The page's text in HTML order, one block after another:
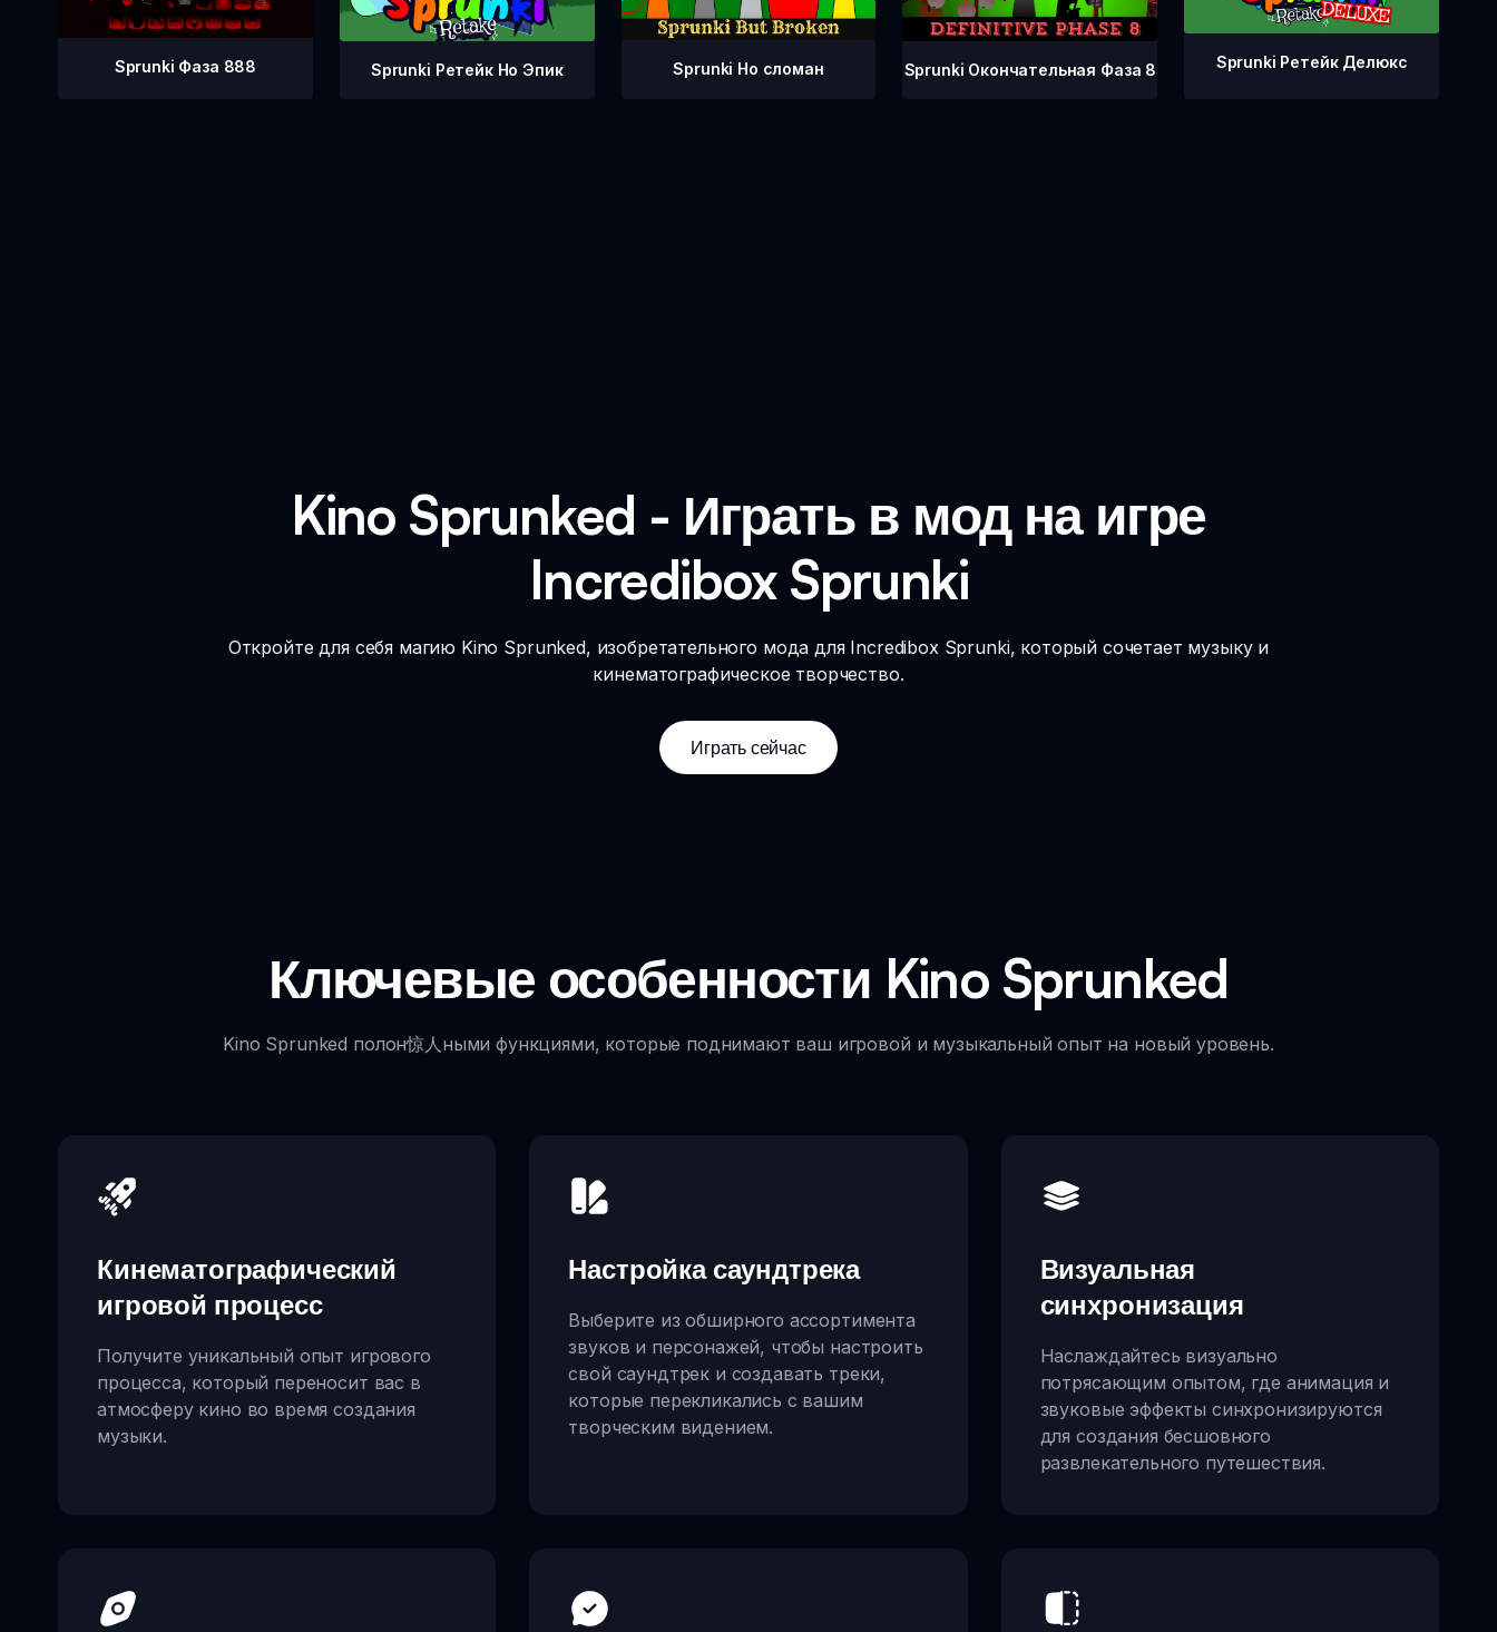
Sprunki Фаза 888 Sprunki Ретейк Но Эпик Sprunki Но сломан Sprunki Окончательная Фаза 8 Sprunki Ретейк Делюкс
Kino Sprunked - Играть в мод на игре
Incredibox Sprunki
Откройте для себя магию Kino Sprunked, изобретательного мода для Incredibox Sprunki, который сочетает музыку и
кинематографическое творчество.
Играть сейчас
Ключевые особенности Kino Sprunked
Kino Sprunked полон惊人ными функциями, которые поднимают ваш игровой и музыкальный опыт на новый уровень.
Кинематографический
игровой процесс
Получите уникальный опыт игрового
процесса, который переносит вас в
атмосферу кино во время создания
музыки.
Настройка саундтрека
Выберите из обширного ассортимента
звуков и персонажей, чтобы настроить
свой саундтрек и создавать треки,
которые перекликались с вашим
творческим видением.
Визуальная
синхронизация
Наслаждайтесь визуально
потрясающим опытом, где анимация и
звуковые эффекты синхронизируются
для создания бесшовного
развлекательного путешествия.